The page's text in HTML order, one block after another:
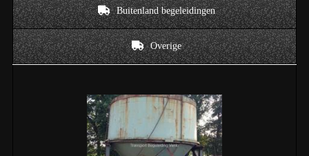
Buitenland begeleidingen
Overige